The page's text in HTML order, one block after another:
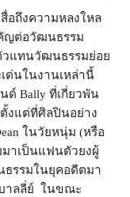
สื่อถึงความหลงใหล
ญต่อวัฒนธรรม
วแทนวัฒนธรรมย่อย
ด่นในงานเหล่านี้
ด์ Bally ที่เกี่ยวพัน
งแต่ที่ศิลปินอย่าง
ในวัยหนุ่ม (หรือ
มาเป็นแฟนตัวยงผู้
ธรรมในยุคอดีตมา
าลลี่ย์ ในขณะ